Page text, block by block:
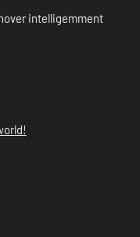
intelligemment